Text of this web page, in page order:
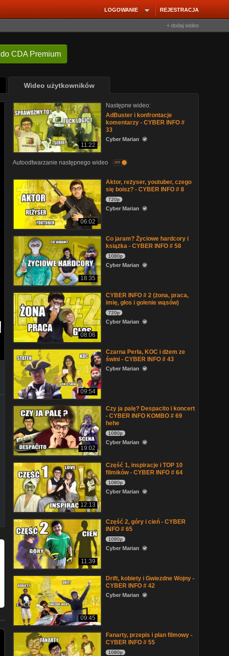
REJESTRACJA
LOGOWANIE
+ dodaj wideo
do CDA Premium
Wideo użytkowników
11:22
Następne wideo:
AdBuster i konfrontacje
komentarzy - CYBER INFO #
33
Cyber Marian
Autoodtwarzanie następnego wideo on
06:02
Aktor, reżyser, youtuber, czego
się boisz? - CYBER INFO # 8
720p
Cyber Marian
18:35
Co jaram? Życiowe hardcory i
książka - CYBER INFO # 58
1080p
Cyber Marian
08:06
CYBER INFO # 2 (żona, praca,
imię, głos i golenie wąsów)
720p
Cyber Marian
09:54
Czarna Perła, KOC i dżem ze
świni - CYBER INFO # 43
Cyber Marian
19:02
Czy ja palę? Despacito i koncert
- CYBER INFO KOMBO # 69
hehe
1080p
Cyber Marian
12:13
Część 1, inspiracje i TOP 10
filmików - CYBER INFO # 64
1080p
Cyber Marian
11:39
Część 2, góry i cień - CYBER
INFO # 65
1080p
Cyber Marian
09:45
Drift, kobiety i Gwiezdne Wojny -
CYBER INFO # 42
Cyber Marian
Fanarty, przepis i plan filmowy -
CYBER INFO # 55
1080p